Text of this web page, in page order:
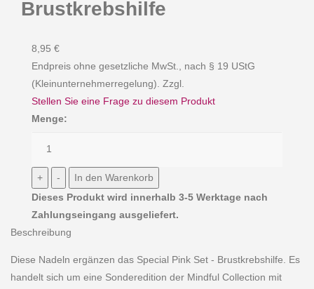
Brustkrebshilfe
8,95 €
Endpreis ohne gesetzliche MwSt., nach § 19 UStG
(Kleinunternehmerregelung). Zzgl.
Stellen Sie eine Frage zu diesem Produkt
Menge:
Dieses Produkt wird innerhalb 3-5 Werktage nach
Zahlungseingang ausgeliefert.
Beschreibung
Diese Nadeln ergänzen das Special Pink Set - Brustkrebshilfe. Es
handelt sich um eine Sonderedition der Mindful Collection mit